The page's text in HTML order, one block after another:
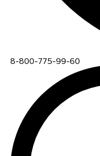
8-800-775-99-60